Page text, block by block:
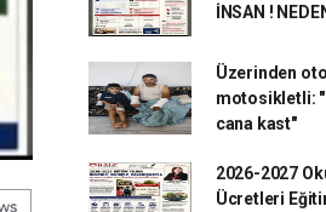
İNSAN !
Üzerinden
motosikletli:
cana kast"
2026-2027
Ücretleri